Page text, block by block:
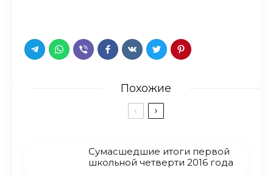
Похожие
Сумасшедшие итоги первой
школьной четверти 2016 года